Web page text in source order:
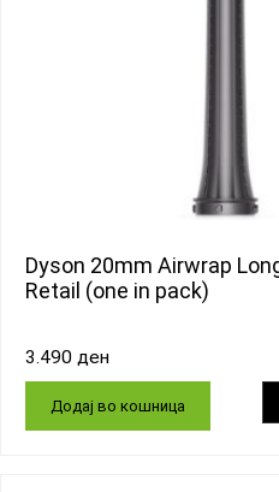
Dyson 20mm Airwrap
Retail (one in pack)
3.490 ден
Додај во кошница